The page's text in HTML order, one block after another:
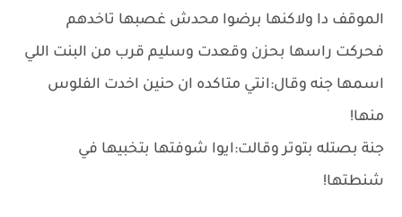
الموقف دا ولاكنها برضوا محدش غصبها تاخدهم
فحركت راسها بحزن وقعدت وسليم قرب من البنت اللي
اسمها جنه وقال:انتي متاكده ان حنين اخدت الفلوس
منها!
جنة بصتله بتوتر وقالت:ايوا شوفتها بتخبيها في
شنطتها!